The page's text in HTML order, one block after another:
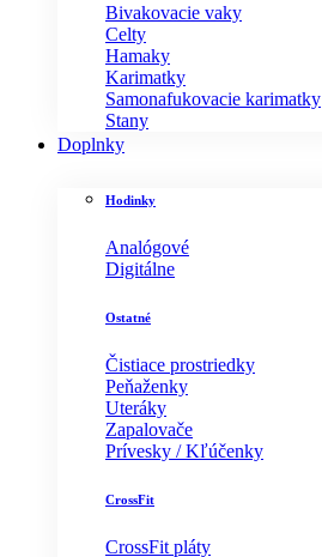
Bivakovacie vaky
Celty
Hamaky
Karimatky
Samonafukovacie karimatky
Stany
Doplnky
Hodinky
Analógové
Digitálne
Ostatné
Čistiace prostriedky
Peňaženky
Uteráky
Zapalovače
Prívesky / Kľúčenky
CrossFit
CrossFit pláty